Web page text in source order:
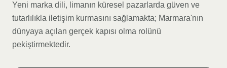
Yeni marka dili, limanın küresel pazarlarda güven ve
tutarlılıkla iletişim kurmasını sağlamakta; Marmara'nın
dünyaya açılan gerçek kapısı olma rolünü
pekiştirmektedir.